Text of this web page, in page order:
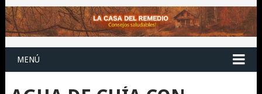
MENÚ